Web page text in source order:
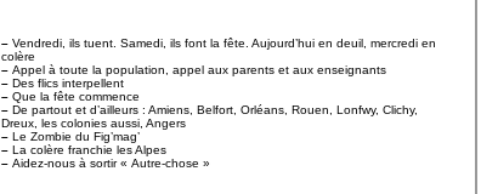
– Vendredi, ils tuent. Samedi, ils font la fête. Aujourd’hui en deuil, mercredi en
colère
– Appel à toute la population, appel aux parents et aux enseignants
– Des flics interpellent
– Que la fête commence
– De partout et d’ailleurs : Amiens, Belfort, Orléans, Rouen, Lonfwy, Clichy,
Dreux, les colonies aussi, Angers
– Le Zombie du Fig’mag’
– La colère franchie les Alpes
– Aidez-nous à sortir « Autre-chose »